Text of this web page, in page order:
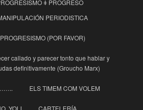
ǂ PROGRESO
PERIODISTICA
(POR FAVOR)
callado y parecer tonto que hablar y
definitivamente (Groucho Marx)
ELS TIMEM COM VOLEM
YOLI CARTELERÍA